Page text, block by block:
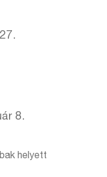
8.
helyett